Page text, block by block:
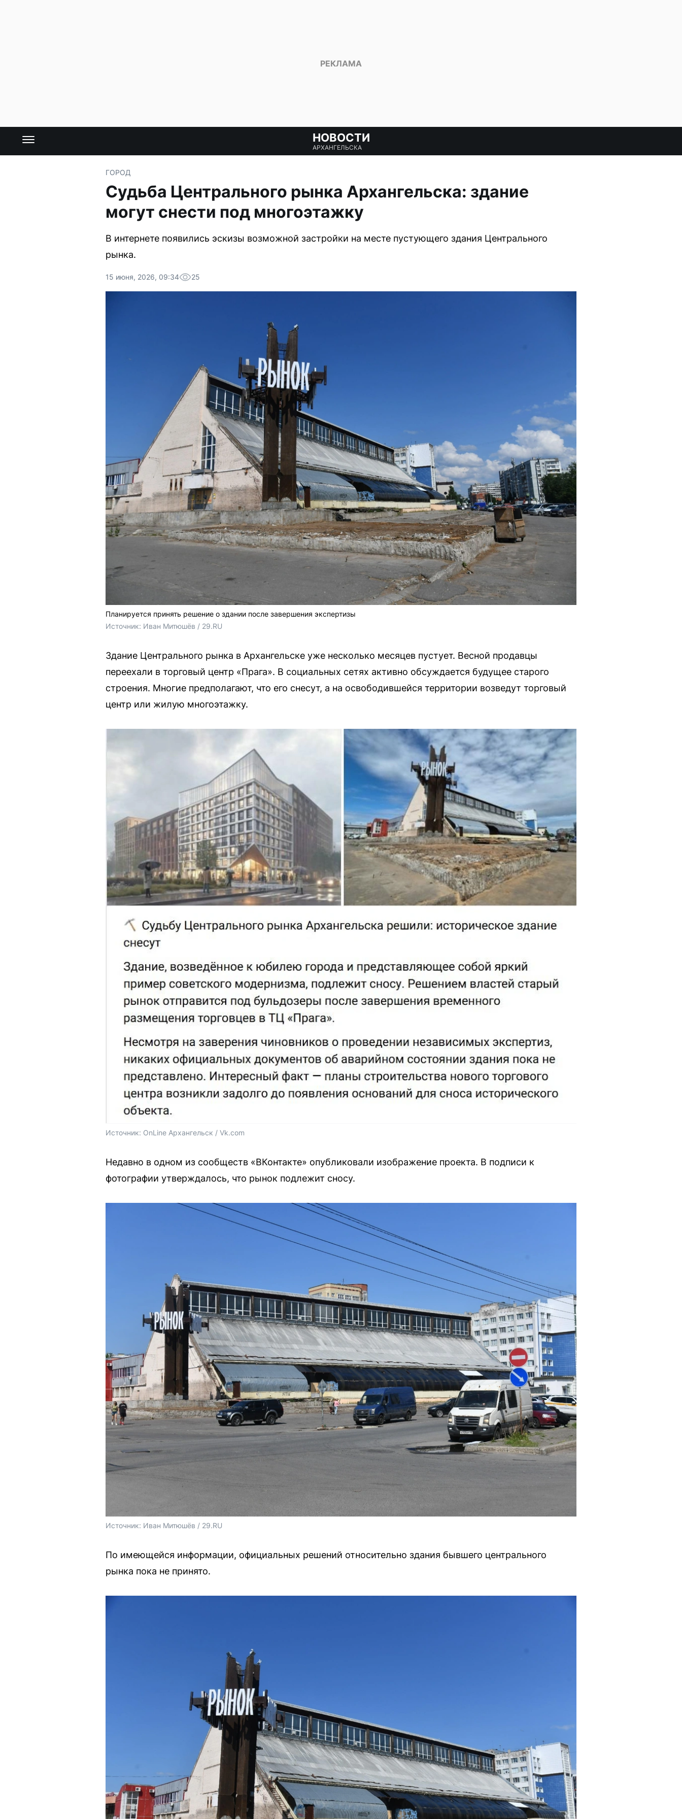
НОВОСТИ
АРХАНГЕЛЬСКА
ГОРОД
Судьба Центрального рынка Архангельска: здание
могут снести под многоэтажку
В интернете появились эскизы возможной застройки на месте пустующего здания Центрального
рынка.
15 июня, 2026, 09:34 25
Планируется принять решение о здании после завершения экспертизы
Источник: Иван Митюшёв / 29.RU
Здание Центрального рынка в Архангельске уже несколько месяцев пустует. Весной продавцы
переехали в торговый центр «Прага». В социальных сетях активно обсуждается будущее старого
строения. Многие предполагают, что его снесут, а на освободившейся территории возведут торговый
центр или жилую многоэтажку.
Источник: OnLine Архангельск / Vk.com
Недавно в одном из сообществ «ВКонтакте» опубликовали изображение проекта. В подписи к
фотографии утверждалось, что рынок подлежит сносу.
Источник: Иван Митюшёв / 29.RU
По имеющейся информации, официальных решений относительно здания бывшего центрального
рынка пока не принято.